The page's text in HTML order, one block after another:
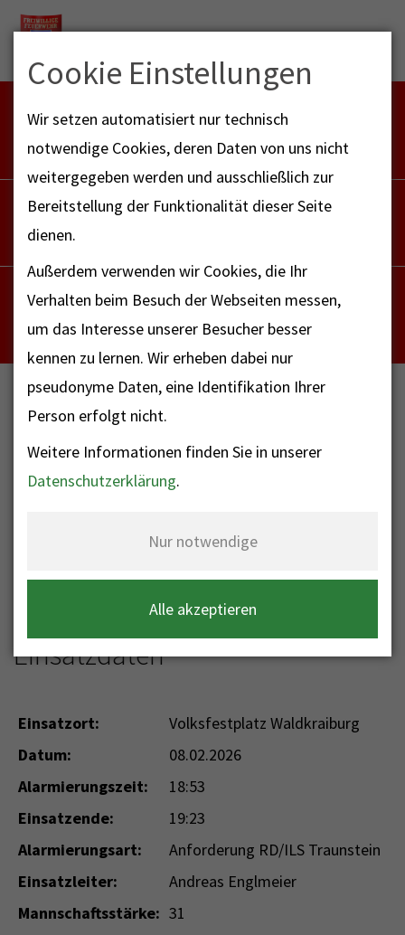
Menu
FEUERWEHR NOTFALL-RETTUNGSDIENST
112
POLIZEI
NOTRUF - FAX FÜR HÖRBEHINDERTE
112
Nr. 45 - Landeplatz
ausleuchten
Einsatzkategorie: Technische Hilfeleistung
Einsatzart: THL Beleuchtung -
Einsatzstelle ausleuchten
Einsatzdaten
Einsatzort:
Volksfestplatz Waldkraiburg
Datum:
08.02.2026
Alarmierungszeit:
18:53
Einsatzende:
19:23
Alarmierungsart:
Anforderung RD/ILS Traunstein
Einsatzleiter:
Andreas Englmeier
Mannschaftsstärke: 31
Cookie Einstellungen
Wir setzen automatisiert nur technisch
notwendige Cookies, deren Daten von uns nicht
weitergegeben werden und ausschließlich zur
Bereitstellung der Funktionalität dieser Seite
dienen.
Außerdem verwenden wir Cookies, die Ihr
Verhalten beim Besuch der Webseiten messen,
um das Interesse unserer Besucher besser
kennen zu lernen. Wir erheben dabei nur
pseudonyme Daten, eine Identifikation Ihrer
Person erfolgt nicht.
Weitere Informationen finden Sie in unserer
Datenschutzerklärung.
Nur notwendige
Alle akzeptieren